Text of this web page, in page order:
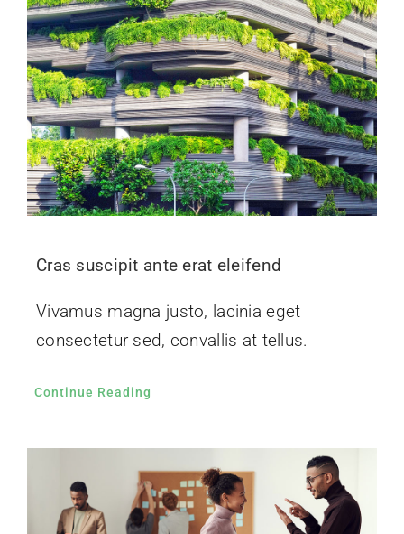
Cras suscipit ante erat eleifend
Vivamus magna justo, lacinia eget
consectetur sed, convallis at tellus.
Continue Reading